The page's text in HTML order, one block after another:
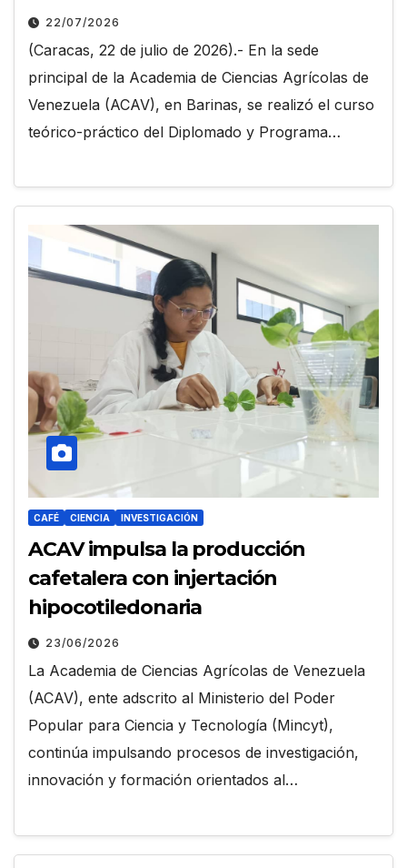
22/07/2026
(Caracas, 22 de julio de 2026).- En la sede
principal de la Academia de Ciencias Agrícolas de
Venezuela (ACAV), en Barinas, se realizó el curso
teórico-práctico del Diplomado y Programa…
CAFÉ CIENCIA INVESTIGACIÓN
ACAV impulsa la producción
cafetalera con injertación
hipocotiledonaria
23/06/2026
La Academia de Ciencias Agrícolas de Venezuela
(ACAV), ente adscrito al Ministerio del Poder
Popular para Ciencia y Tecnología (Mincyt),
continúa impulsando procesos de investigación,
innovación y formación orientados al…